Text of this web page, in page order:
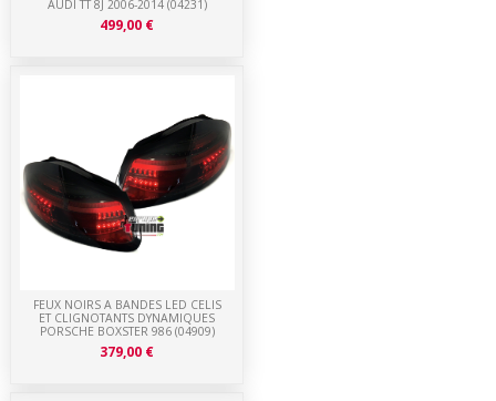
FEUX NOIRS A BANDES LED CELIS
ET CLIGNOTANTS DYNAMIQUES
PORSCHE BOXSTER 986 (04909)
379,00 €
AUDI TT 8J 2006-2014 (04231)
499,00 €